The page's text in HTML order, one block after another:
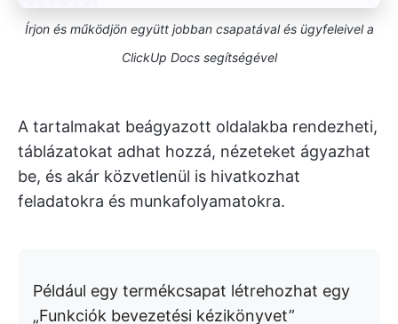
Írjon és működjön együtt jobban csapatával és ügyfeleivel a
ClickUp Docs segítségével
A tartalmakat beágyazott oldalakba rendezheti,
táblázatokat adhat hozzá, nézeteket ágyazhat
be, és akár közvetlenül is hivatkozhat
feladatokra és munkafolyamatokra.
Például egy termékcsapat létrehozhat egy
„Funkciók bevezetési kézikönyvet”